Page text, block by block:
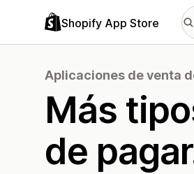
Shopify App Store
Aplicaciones de venta
Más
de